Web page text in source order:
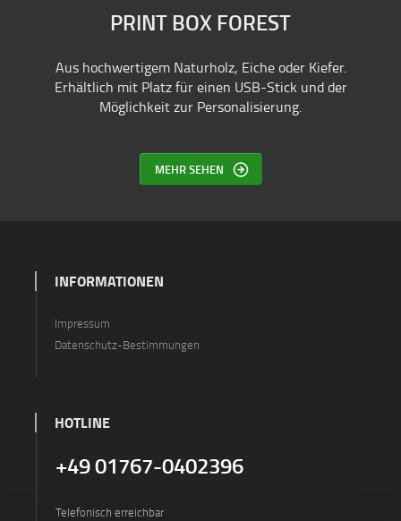
PRINT BOX FOREST
Aus hochwertigem Naturholz, Eiche oder Kiefer.
Erhältlich mit Platz für einen USB-Stick und der
Möglichkeit zur Personalisierung.
MEHR SEHEN
INFORMATIONEN
Impressum
Datenschutz-Bestimmungen
HOTLINE
+49 01767-0402396
Telefonisch erreichbar